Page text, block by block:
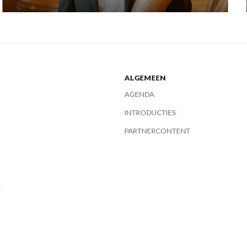
ALGEMEEN
AGENDA
INTRODUCTIES
PARTNERCONTENT